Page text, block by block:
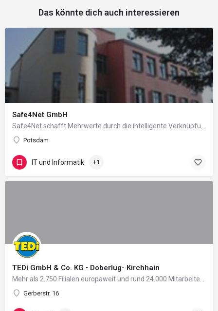
Das könnte dich auch interessieren
Safe4Net GmbH
Potsdam
IT und Informatik +1
TEDi GmbH & Co. KG • Doberlug- Kirchhain
Gerberstr. 16